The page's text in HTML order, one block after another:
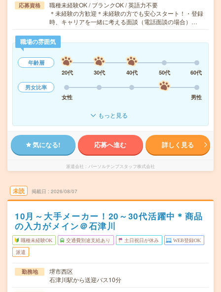
応募資格
職種未経験OK / ブランクOK / 英語力不要
＊未経験の方歓迎＊未経験の方でも安心スタート！・登録
時、キャリアを一緒に考える面談（電話面談の場合）…
職場の雰囲気
年齢層
20代
30代 40代 50代
60代
男女比率
女性
男性
もっと見る
気になる! 応募へ進む 詳しく見る
派遣会社 パーソルテンプスタッフ株式会社
未読 掲載日 2026/08/07
10月～大手メーカー！20～30代活躍中＊商品
の入力がメイン＠石津川
職種未経験OK 交通費別途支給あり 土日祝日が休み WEB登録OK
派遣
勤務地
堺市西区
石津川駅から送迎バス10分